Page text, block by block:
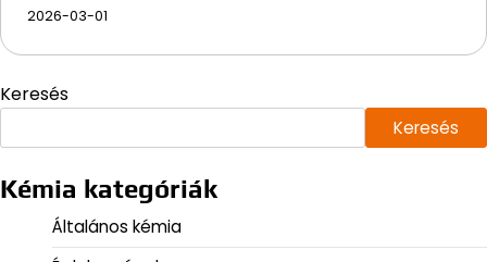
2026-03-01
Keresés
Keresés
Kémia kategóriák
Általános kémia